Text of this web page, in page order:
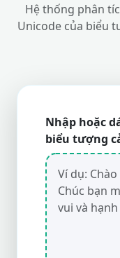
Hệ thống phân
Unicode của biểu
Nhập hoặc
biểu tượng